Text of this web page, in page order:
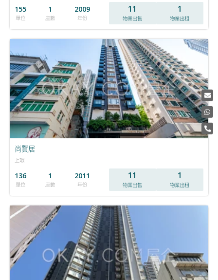
155
單位
1
座數
2009
年份
11
物業出售
1
物業出租
尚賢居
上環
136
單位
1
座數
2011
年份
11
物業出售
1
物業出租